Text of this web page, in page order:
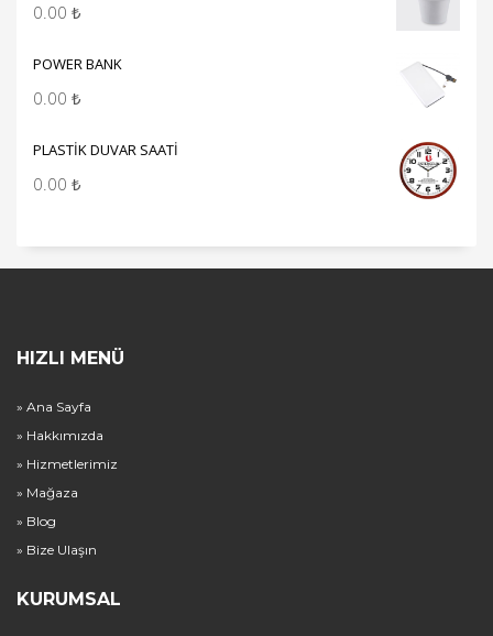
0.00 ₺
POWER BANK
0.00 ₺
PLASTİK DUVAR SAATİ
0.00 ₺
HIZLI MENÜ
» Ana Sayfa
» Hakkımızda
» Hizmetlerimiz
» Mağaza
» Blog
» Bize Ulaşın
KURUMSAL